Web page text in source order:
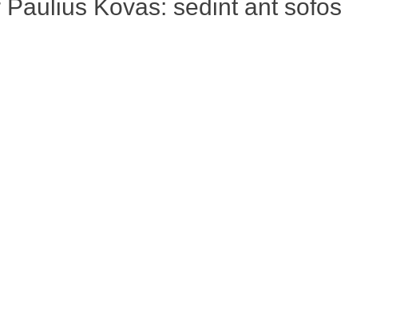
Kovas: sėdint ant sofos